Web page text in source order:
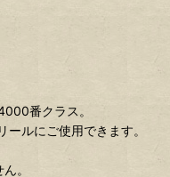
番クラス。
ルにご使用できます。
。